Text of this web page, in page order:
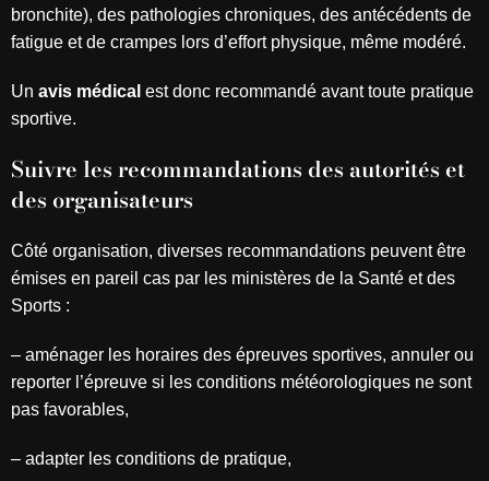
bronchite), des pathologies chroniques, des antécédents de
fatigue et de crampes lors d’effort physique, même modéré.
Un avis médical est donc recommandé avant toute pratique
sportive.
Suivre les recommandations des autorités et
des organisateurs
Côté organisation, diverses recommandations peuvent être
émises en pareil cas par les ministères de la Santé et des
Sports :
– aménager les horaires des épreuves sportives, annuler ou
reporter l’épreuve si les conditions météorologiques ne sont
pas favorables,
– adapter les conditions de pratique,